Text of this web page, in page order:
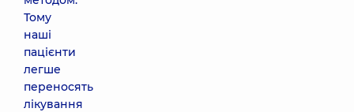
Тому
наші
пацієнти
легше
переносять
лікування